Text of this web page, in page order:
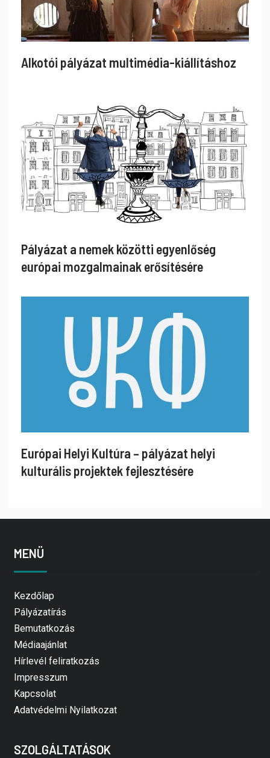
Alkotói pályázat multimédia-kiállításhoz
Pályázat a nemek közötti egyenlőség
európai mozgalmainak erősítésére
Európai Helyi Kultúra – pályázat helyi
kulturális projektek fejlesztésére
MENÜ
Kezdőlap
Pályázatírás
Bemutatkozás
Médiaajánlat
Hírlevél feliratkozás
Impresszum
Kapcsolat
Adatvédelmi Nyilatkozat
SZOLGÁLTATÁSOK